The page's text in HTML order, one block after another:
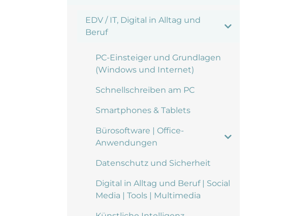
EDV / IT, Digital in Alltag und
Beruf
PC-Einsteiger und Grundlagen
(Windows und Internet)
Schnellschreiben am PC
Smartphones & Tablets
Bürosoftware | Office-
Anwendungen
Datenschutz und Sicherheit
Digital in Alltag und Beruf | Social
Media | Tools | Multimedia